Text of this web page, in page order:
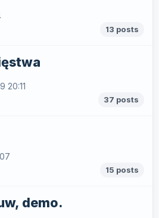
13 posts
20:11
37 posts
15 posts
demo.